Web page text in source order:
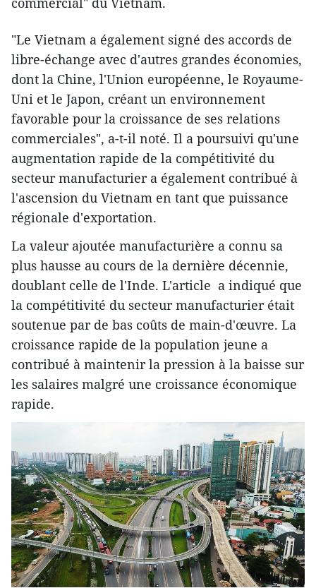
"Le Vietnam a également signé des accords de
libre-échange avec d'autres grandes économies,
dont la Chine, l'Union européenne, le Royaume-
Uni et le Japon, créant un environnement
favorable pour la croissance de ses relations
commerciales", a-t-il noté. Il a poursuivi qu'une
augmentation rapide de la compétitivité du
secteur manufacturier a également contribué à
l'ascension du Vietnam en tant que puissance
régionale d'exportation.
La valeur ajoutée manufacturière a connu sa
plus hausse au cours de la dernière décennie,
doublant celle de l'Inde. L'article a indiqué que
la compétitivité du secteur manufacturier était
soutenue par de bas coûts de main-d'œuvre. La
croissance rapide de la population jeune a
contribué à maintenir la pression à la baisse sur
les salaires malgré une croissance économique
rapide.